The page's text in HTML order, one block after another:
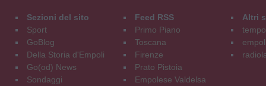
Sezioni del sito
Sport
GoBlog
Della Storia d'Empoli
Go(od) News
Sondaggi
Feed RSS
Primo Piano
Toscana
Firenze
Prato Pistoia
Empolese Valdelsa
Altri